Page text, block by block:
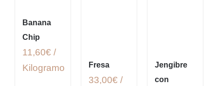
Banana
Chip
11,60€ /
Kilogramo
Fresa
33,00€ /
Jengibre
con